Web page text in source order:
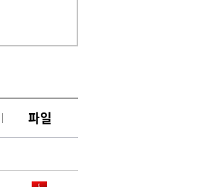
파일